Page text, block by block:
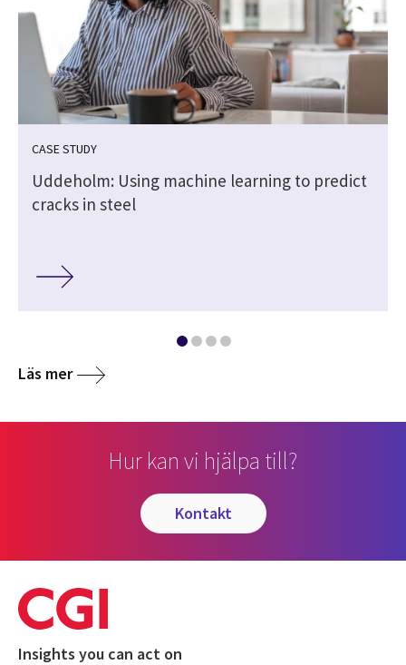
CASE STUDY
Uddeholm: Using machine learning to predict
cracks in steel
Läs mer
Hur kan vi hjälpa till?
kontakt
Insights you can act on